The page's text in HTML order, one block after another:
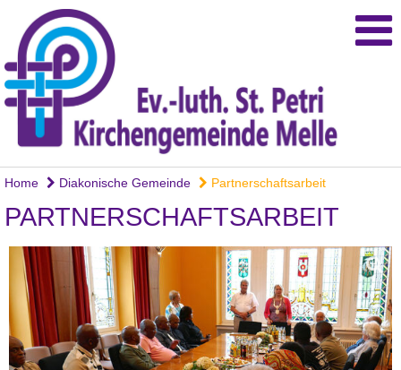
Home Diakonische Gemeinde Partnerschaftsarbeit
PARTNERSCHAFTSARBEIT